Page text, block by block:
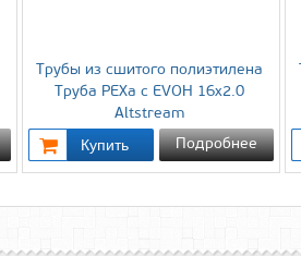
Трубы из сшитого полиэтилена
Труба PEXa с EVOH 16х2.0
Altstream
Подробнее